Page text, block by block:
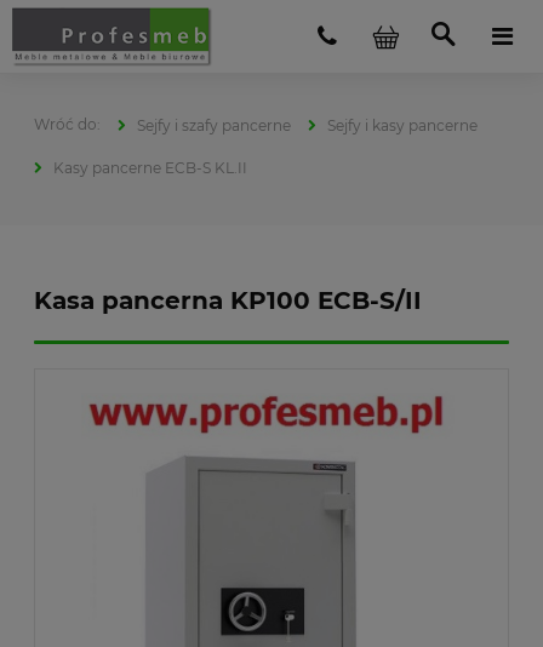
Sejfy i szafy pancerne Sejfy i kasy pancerne
Kasy pancerne ECB-S KL.II
Kasa pancerna KP100 ECB-S/II